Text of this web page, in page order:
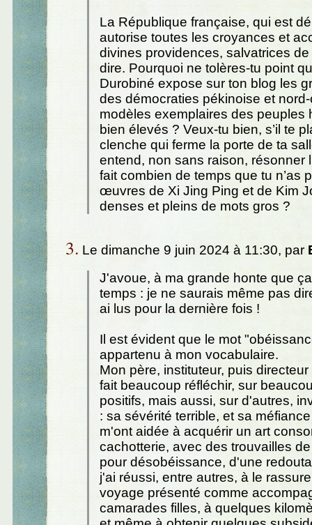
La République française, qui est
autorise toutes les croyances et
divines providences, salvatrices
dire. Pourquoi ne tolères-tu point
Durobiné expose sur ton blog les
des démocraties pékinoise et
modèles exemplaires des peuples
bien élevés ? Veux-tu bien, s’il te
clenche qui ferme la porte de ta
entend, non sans raison, résonner
fait combien de temps que tu n’as
œuvres de Xi Jing Ping et de Kim
denses et pleins de mots gros ?
3. Le dimanche 9 juin 2024 à 11:30, par
J'avoue, à ma grande honte que
temps : je ne saurais même pas
ai lus pour la dernière fois !
Il est évident que le mot
appartenu à mon vocabulaire.
Mon père, instituteur, puis
fait beaucoup réfléchir, sur
positifs, mais aussi, sur d'autres,
: sa sévérité terrible, et sa
m'ont aidée à acquérir un art
cachotterie, avec des trouvailles
pour désobéissance, d'une
j'ai réussi, entre autres, à le
voyage présenté comme
camarades filles, à quelques